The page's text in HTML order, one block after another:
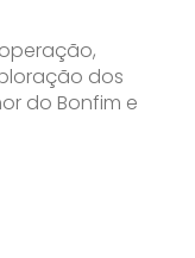
dos
do Bonfim e